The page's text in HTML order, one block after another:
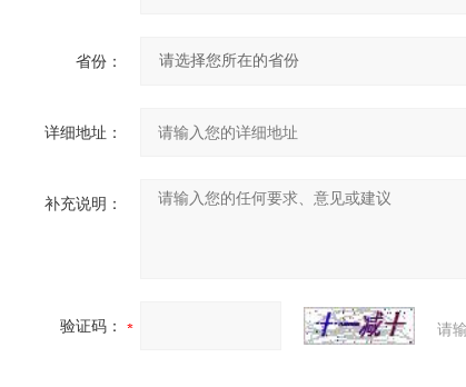
省份：
详细地址：
补充说明：
验证码： 请